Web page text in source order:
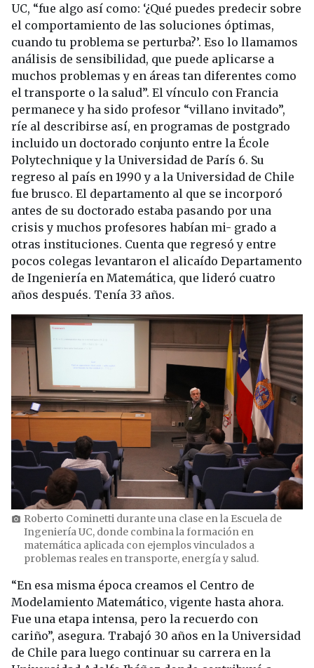
UC, “fue algo así como: ‘¿Qué puedes predecir sobre
el comportamiento de las soluciones óptimas,
cuando tu problema se perturba?’. Eso lo llamamos
análisis de sensibilidad, que puede aplicarse a
muchos problemas y en áreas tan diferentes como
el transporte o la salud”. El vínculo con Francia
permanece y ha sido profesor “villano invitado”,
ríe al describirse así, en programas de postgrado
incluido un doctorado conjunto entre la École
Polytechnique y la Universidad de París 6. Su
regreso al país en 1990 y a la Universidad de Chile
fue brusco. El departamento al que se incorporó
antes de su doctorado estaba pasando por una
crisis y muchos profesores habían mi- grado a
otras instituciones. Cuenta que regresó y entre
pocos colegas levantaron el alicaído Departamento
de Ingeniería en Matemática, que lideró cuatro
años después. Tenía 33 años.
photo_camera Roberto Cominetti durante una clase en la Escuela de
Ingeniería UC, donde combina la formación en
matemática aplicada con ejemplos vinculados a
problemas reales en transporte, energía y salud.
“En esa misma época creamos el Centro de
Modelamiento Matemático, vigente hasta ahora.
Fue una etapa intensa, pero la recuerdo con
cariño”, asegura. Trabajó 30 años en la Universidad
de Chile para luego continuar su carrera en la